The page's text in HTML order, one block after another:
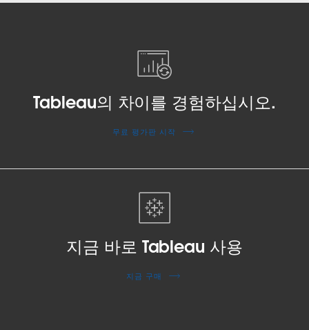
Tableau의 차이를 경험하십시오.
무료 평가판 시작
지금 바로 Tableau 사용
지금 구매